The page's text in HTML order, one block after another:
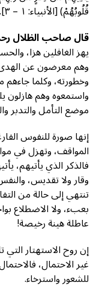
قُلُوبُهُمْ) [الأنبياء: ١ – ٣].
قال صاحب الظلال
يهز الغافلين هزا،
وهم معرضون عن
وخطورته، وكلما جاءهم
واستمعوه وهم هازلون
موضع التأمل والتدبر
إنها صورة للنفوس
المواقف، وتهزل في
فالذكر الذي يأتيهم،
وقار ولا تقديس،
تنتهي إلى حالة من
بعبء، ولا الاضطلاع
عاطلة هينة رخيصة!
إن روح الاستهتار
غير الاحتمال،
للشعور واسترخاء.